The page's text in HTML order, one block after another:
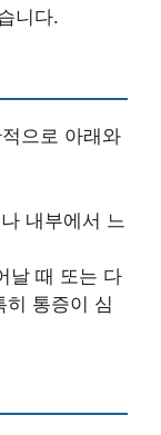
니다.
으로 아래와
내부에서 느
날 때 또는 다
히 통증이 심